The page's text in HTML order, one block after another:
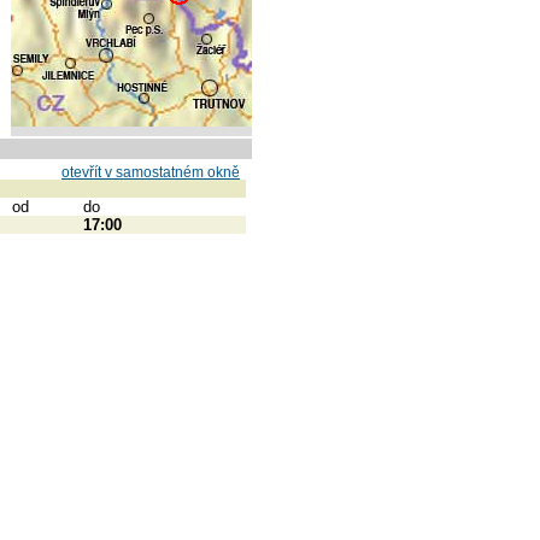
otevřít v samostatném okně
od
do
17:00